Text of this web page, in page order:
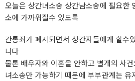
오늘은 상간녀소송 상간남소송에 필요한
소에 가까워질수 있도록
간통죄가 폐지되면서 상간자들에게 할수
니다
물론 배우자와 이혼을 안하고 별개의 사
녀소송만 가능하기 때문에 부부관계는 유